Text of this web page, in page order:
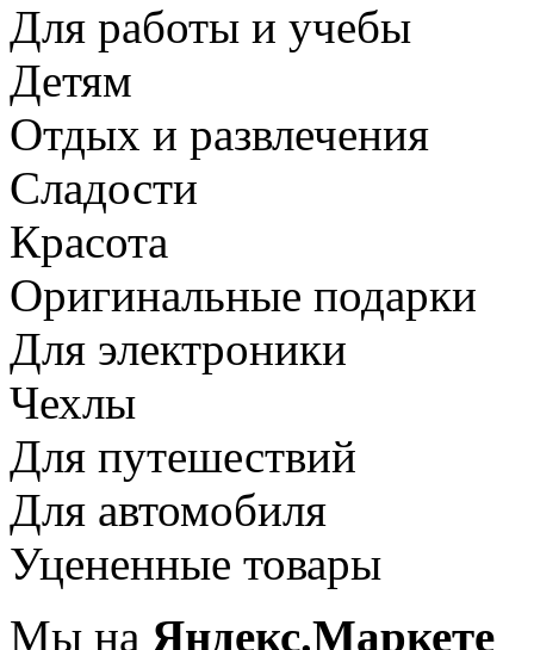
Для работы и учебы
Детям
Отдых и развлечения
Сладости
Красота
Оригинальные подарки
Для электроники
Чехлы
Для путешествий
Для автомобиля
Уцененные товары
Мы на Яндекс.Маркете